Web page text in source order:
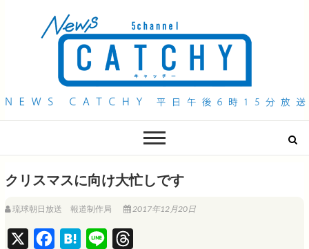
QAB NEWS Headline
クリスマスに向け大忙しです
琉球朝日放送 報道制作局 2017年12月20日
H